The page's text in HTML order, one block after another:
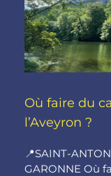
Où faire du
l’Aveyron ?
📍SAINT-
GARONNE Où